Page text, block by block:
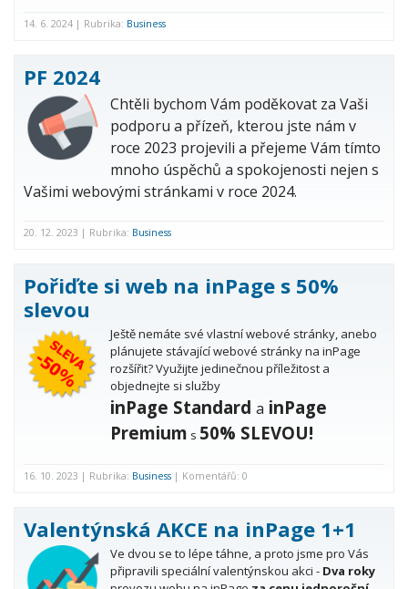
14. 6. 2024 | Rubrika: Business
PF 2024
Chtěli bychom Vám poděkovat za Vaši
podporu a přízeň, kterou jste nám v
roce 2023 projevili a přejeme Vám tímto
mnoho úspěchů a spokojenosti nejen s
Vašimi webovými stránkami v roce 2024.
20. 12. 2023 | Rubrika: Business
Pořiďte si web na inPage s 50%
slevou
Ještě nemáte své vlastní webové stránky, anebo
plánujete stávající webové stránky na inPage
rozšířit? Využijte jedinečnou příležitost a
objednejte si služby
inPage Standard a inPage
Premium s 50% SLEVOU!
16. 10. 2023 | Rubrika: Business | Komentářů: 0
Valentýnská AKCE na inPage 1+1
Ve dvou se to lépe táhne, a proto jsme pro Vás
připravili speciální valentýnskou akci - Dva roky